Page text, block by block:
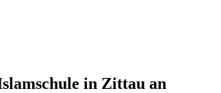
in Zittau an